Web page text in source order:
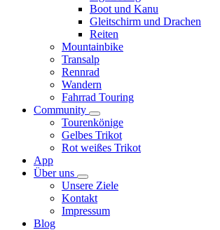
Boot und Kanu
Gleitschirm und Drachen
Reiten
Mountainbike
Transalp
Rennrad
Wandern
Fahrrad Touring
Community
Tourenkönige
Gelbes Trikot
Rot weißes Trikot
App
Über uns
Unsere Ziele
Kontakt
Impressum
Blog